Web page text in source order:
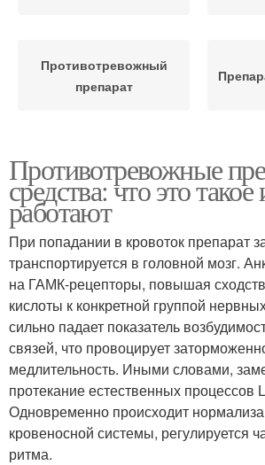
Противотревожный
препарат
Препараты без вреда
Препараты от тревоги
Препараты от
депрессии
Противотревожные
средства: что это
работают
При попадании в кровоток препарат
транспортируется в головной мозг.
на ГАМК-рецепторы, повышая
кислоты к конкретной группой
сильно падает показатель
связей, что провоцирует
медлительность. Иными словами,
протекание естественных
Одновременно происходит
кровеносной системы, регулируется
ритма.